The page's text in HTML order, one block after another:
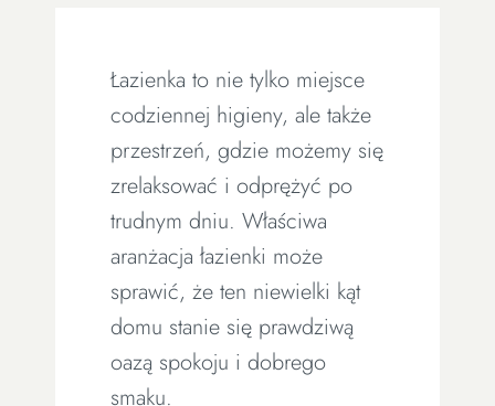
Łazienka to nie tylko miejsce
codziennej higieny, ale także
przestrzeń, gdzie możemy się
zrelaksować i odprężyć po
trudnym dniu. Właściwa
aranżacja łazienki może
sprawić, że ten niewielki kąt
domu stanie się prawdziwą
oazą spokoju i dobrego
smaku.